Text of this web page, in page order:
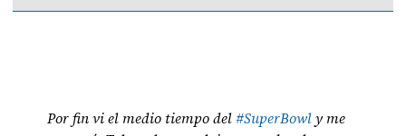
Por fin vi el medio tiempo del#SuperBowly me